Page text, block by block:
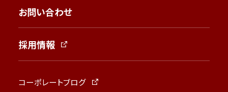
お問い合わせ
採用情報
コーポレートブログ